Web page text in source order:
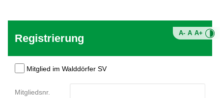
A- A A+
Registrierung
Mitglied im Walddörfer SV
Mitgliedsnr.